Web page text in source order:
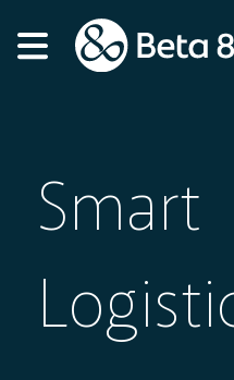
Smart